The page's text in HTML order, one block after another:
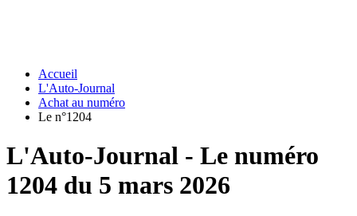
Accueil
L'Auto-Journal
Achat au numéro
Le n°1204
L'Auto-Journal - Le numéro
1204 du 5 mars 2026